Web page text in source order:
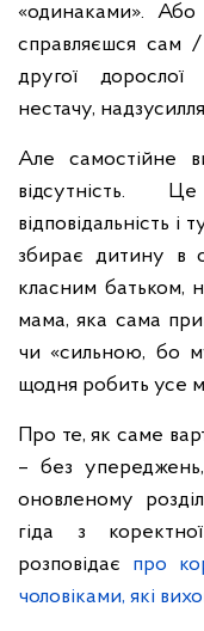
«одинаками».
справляєшся сам
другої
нестачу,
Але самостійне
відсутність.
відповідальність
збирає дитину в
класним батьком,
мама, яка сама
чи «сильною, бо
щодня робить усе
Про те, як саме
– без
оновленому
гіда з
розповідає про
чоловіками, які